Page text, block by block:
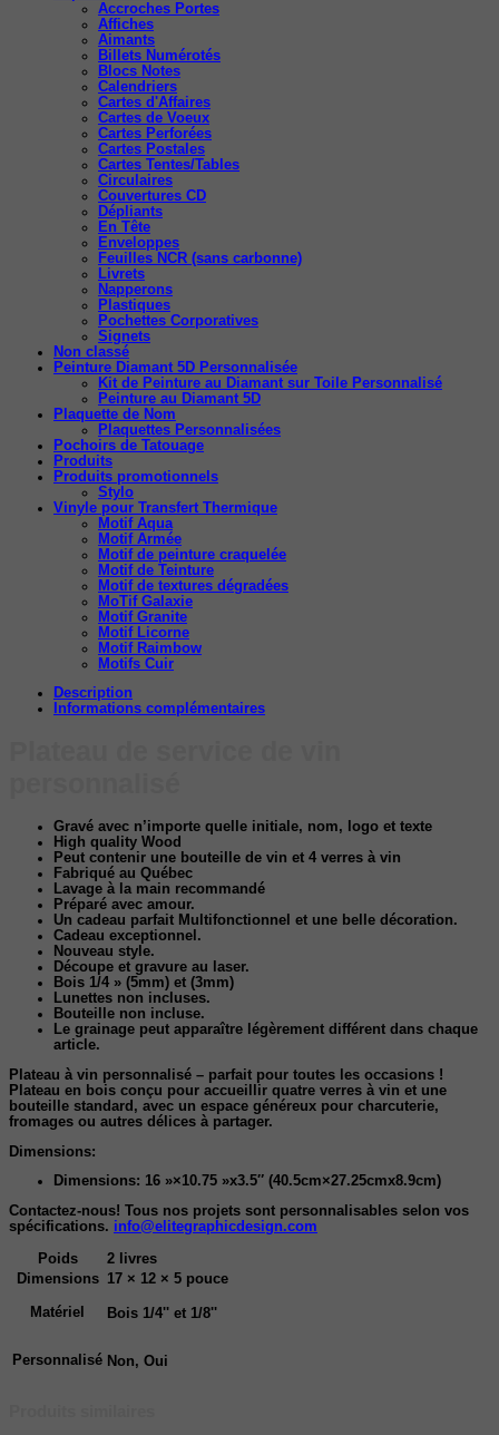
Accroches Portes
Affiches
Aimants
Billets Numérotés
Blocs Notes
Calendriers
Cartes d'Affaires
Cartes de Voeux
Cartes Perforées
Cartes Postales
Cartes Tentes/Tables
Circulaires
Couvertures CD
Dépliants
En Tête
Enveloppes
Feuilles NCR (sans carbonne)
Livrets
Napperons
Plastiques
Pochettes Corporatives
Signets
Non classé
Peinture Diamant 5D Personnalisée
Kit de Peinture au Diamant sur Toile Personnalisé
Peinture au Diamant 5D
Plaquette de Nom
Plaquettes Personnalisées
Pochoirs de Tatouage
Produits
Produits promotionnels
Stylo
Vinyle pour Transfert Thermique
Motif Aqua
Motif Armée
Motif de peinture craquelée
Motif de Teinture
Motif de textures dégradées
MoTif Galaxie
Motif Granite
Motif Licorne
Motif Raimbow
Motifs Cuir
Description
Informations complémentaires
Gravé avec n’importe quelle initiale, nom, logo et texte
High quality Wood
Peut contenir une bouteille de vin et 4 verres à vin
Fabriqué au Québec
Lavage à la main recommandé
Préparé avec amour.
Un cadeau parfait Multifonctionnel et une belle décoration.
Cadeau exceptionnel.
Nouveau style.
Découpe et gravure au laser.
Bois 1/4 » (5mm) et (3mm)
Lunettes non incluses.
Bouteille non incluse.
Le grainage peut apparaître légèrement différent dans chaque
article.
Plateau à vin personnalisé – parfait pour toutes les occasions !
Plateau en bois conçu pour accueillir quatre verres à vin et une
bouteille standard, avec un espace généreux pour charcuterie,
fromages ou autres délices à partager.
Dimensions:
Dimensions: 16 »×10.75 »x3.5″ (40.5cm×27.25cmx8.9cm)
Contactez-nous! Tous nos projets sont personnalisables selon vos
spécifications. info@elitegraphicdesign.com
Poids
2 livres
Dimensions
17 × 12 × 5 pouce
Matériel Bois 1/4'' et 1/8''
Personnalisé Non, Oui